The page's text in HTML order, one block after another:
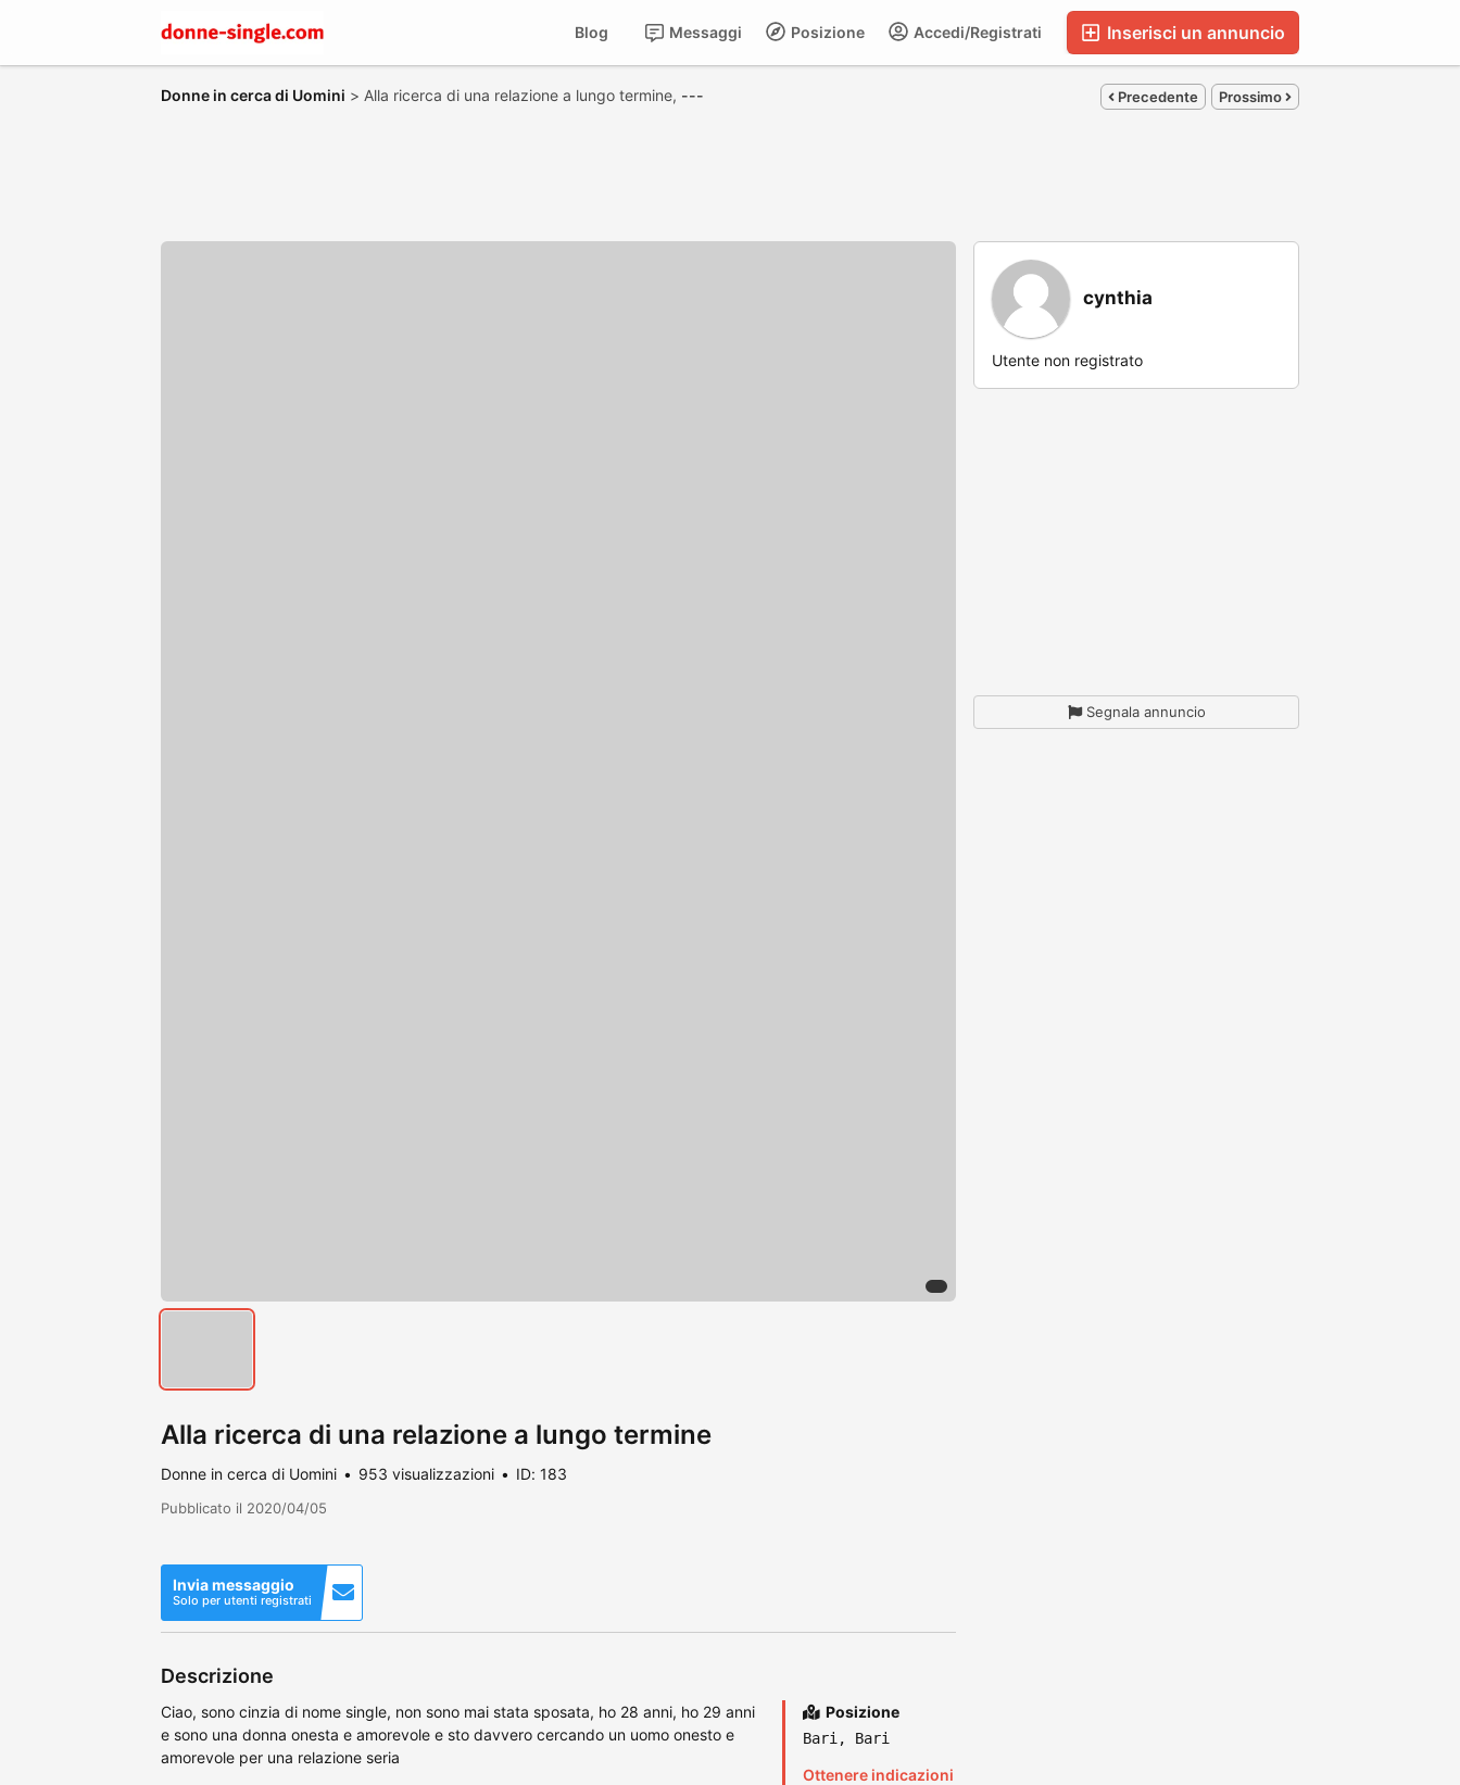
Inserisci un annuncio
Accedi/Registrati
Posizione
Messaggi
Blog
Donne in cerca di Uomini > Alla ricerca di una relazione a lungo termine, --- Precedente Prossimo
Alla ricerca di una relazione a lungo termine
Donne in cerca di Uomini 953 visualizzazioni ID: 183
Pubblicato il 2020/04/05
Invia messaggio
Solo per utenti registrati
Descrizione
Ciao, sono cinzia di nome single, non sono mai stata sposata, ho 28 anni, ho 29 anni
e sono una donna onesta e amorevole e sto davvero cercando un uomo onesto e
amorevole per una relazione seria
Posizione
Bari, Bari
Ottenere indicazioni
cynthia
Utente non registrato
Segnala annuncio